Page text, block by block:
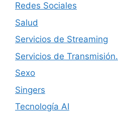
Redes Sociales
Salud
Servicios de Streaming
Servicios de Transmisión.
Sexo
Singers
Tecnología AI